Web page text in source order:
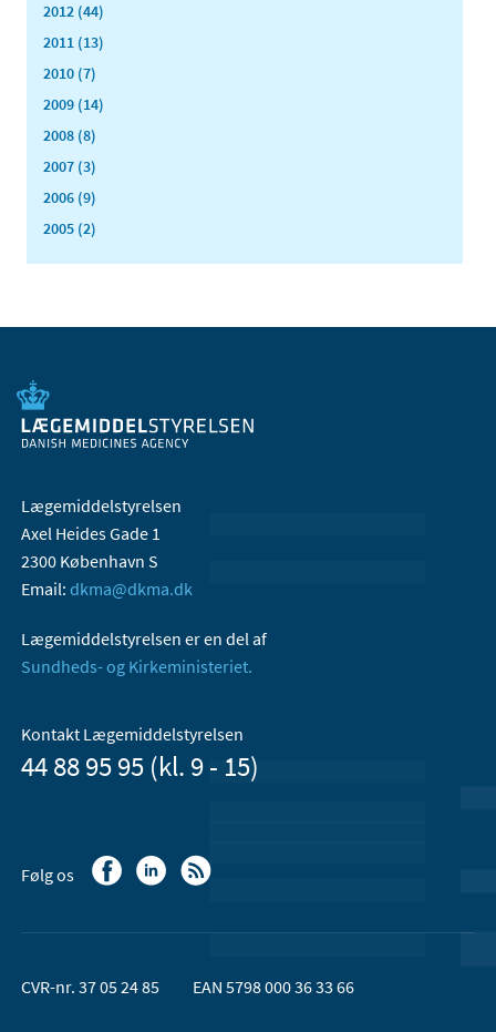
2012 (44)
2011 (13)
2010 (7)
2009 (14)
2008 (8)
2007 (3)
2006 (9)
2005 (2)
Lægemiddelstyrelsen
Axel Heides Gade 1
2300 København S
Email: dkma@dkma.dk
Lægemiddelstyrelsen er en del af
Sundheds- og Kirkeministeriet.
Kontakt Lægemiddelstyrelsen
44 88 95 95 (kl. 9 - 15)
Følg os
CVR-nr. 37 05 24 85 EAN 5798 000 36 33 66